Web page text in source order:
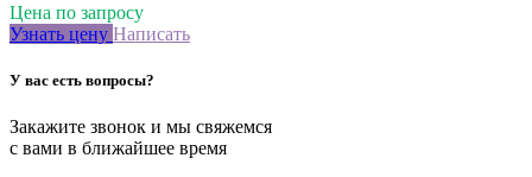
Цена по запросу
Узнать цену Написать
У вас есть вопросы?
Закажите звонок и мы свяжемся
с вами в ближайшее время